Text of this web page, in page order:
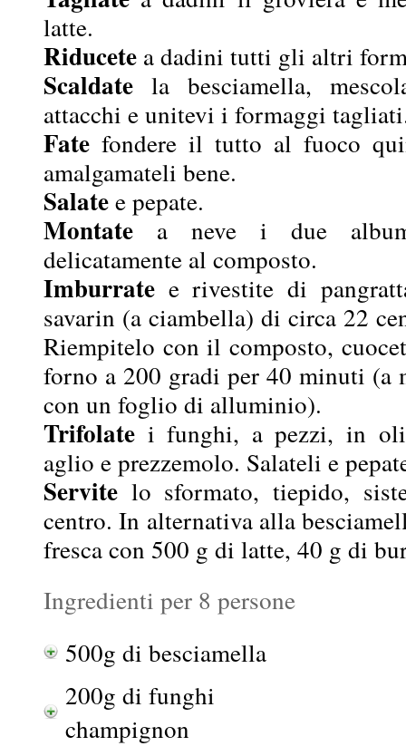
latte.
Riducete a dadini tutti gli altri
Scaldate la besciamella,
attacchi e unitevi i formaggi
Fate fondere il tutto al fuoco
amalgamateli bene.
Salatee pepate.
Montate a neve i due
delicatamente al composto.
Imburrate e rivestite di
savarin (a ciambella) di circa 22
Riempitelo con il composto,
forno a 200 gradi per 40 minuti (a
con un foglio di alluminio).
Trifolate i funghi, a pezzi, in
aglio e prezzemolo. Salateli e
Servite lo sformato, tiepido,
centro. In alternativa alla
fresca con 500 g di latte, 40 g di
Ingredienti per 8 persone
500g di besciamella
200g di funghi
champignon